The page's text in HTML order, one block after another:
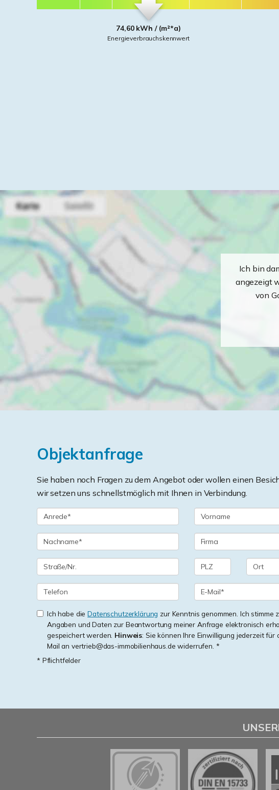
74,60 kWh / (m²*a)
Energieverbrauchskennwert
Ich bin
angezeigt
von
Objektanfrage
Sie haben noch Fragen zu dem Angebot oder wollen einen
wir setzen uns schnellstmöglich mit Ihnen in Verbindung.
Ich habe dieDatenschutzerklärung zur Kenntnis genommen. Ich stimme
Angaben und Daten zur Beantwortung meiner Anfrage elektronisch
gespeichert werden. Hinweis: Sie können Ihre Einwilligung jederzeit für
Mail an vertrieb@das-immobilienhaus.de widerrufen. *
* Pflichtfelder